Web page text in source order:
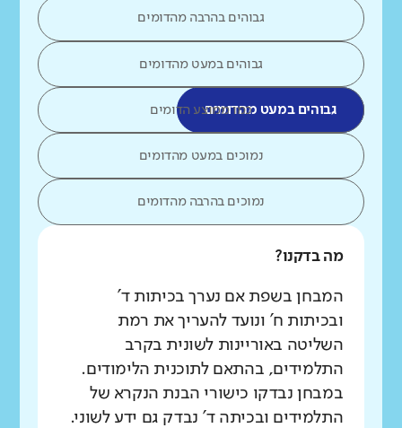
גבוהים בהרבה מהדומים
גבוהים במעט מהדומים
גבוהים במעט מהדומיםכמו ממוצע הדומים
נמוכים במעט מהדומים
נמוכים בהרבה מהדומים
מה בדקנו?
המבחן בשפת אם נערך בכיתות ד'
ובכיתות ח' ונועד להעריך את רמת
השליטה באוריינות לשונית בקרב
התלמידים, בהתאם לתוכנית הלימודים.
במבחן נבדקו כישורי הבנת הנקרא של
התלמידים ובכיתה ד' נבדק גם ידע לשוני.